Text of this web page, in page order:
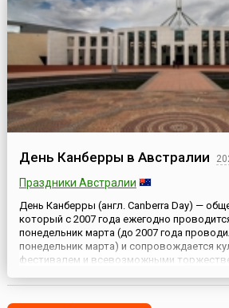
День Канберры в Австралии
Праздники Австралии
День Канберры (англ. Canberra Day) —
который с 2007 года ежегодно
понедельник марта (до 2007 года
понедельник марта) и сопровождается
фестивалем и всевозможными
когда столица страны получила свое
столичной территории, АСТ (англ. Au...